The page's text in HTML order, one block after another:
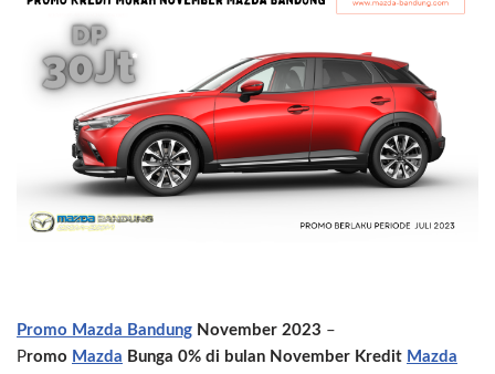
Promo Mazda Bandung November 2023 –
Promo Mazda Bunga 0% di bulan November Kredit Mazda